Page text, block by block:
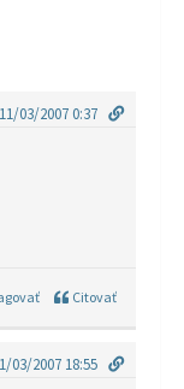
11/03/2007 0:37
Citovať
03/2007 18:55